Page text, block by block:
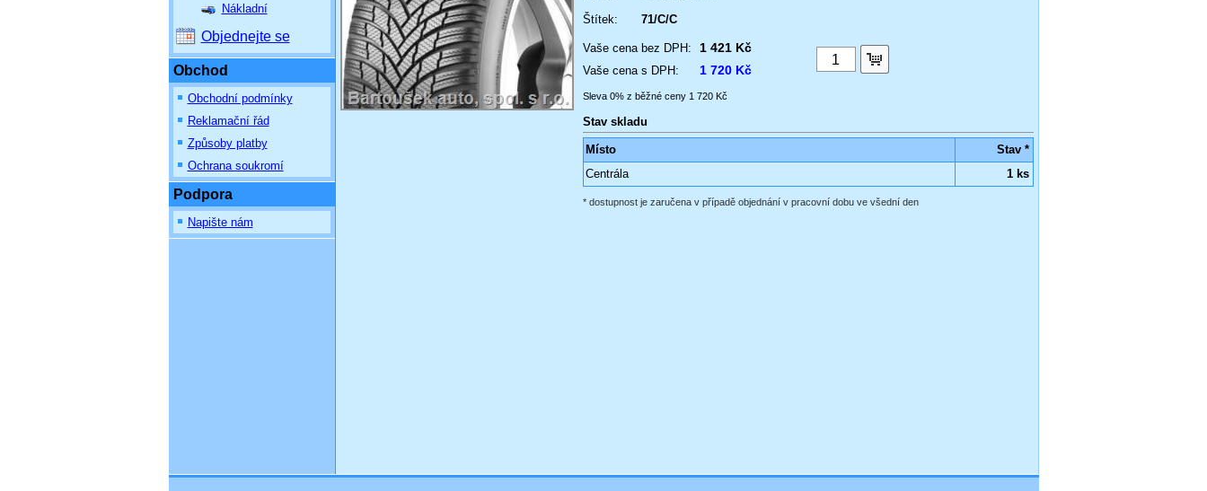
Nákladní
Objednejte se
Obchod
Obchodní podmínky
Reklamační řád
Způsoby platby
Ochrana soukromí
Podpora
Napište nám
Štítek: 71/C/C
Vaše cena bez DPH: 1 421 Kč
Vaše cena s DPH: 1 720 Kč
Sleva 0% z běžné ceny 1 720 Kč
Stav skladu
Místo
Stav *
Centrála
1 ks
* dostupnost je zaručena v případě objednání v pracovní dobu ve všední den